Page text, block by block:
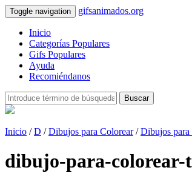
Toggle navigation gifsanimados.org
Inicio
Categorías Populares
Gifs Populares
Ayuda
Recomiéndanos
Buscar
Inicio /D /Dibujos para Colorear/Dibujos para
dibujo-para-colorear-